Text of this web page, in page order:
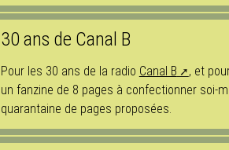
30 ans de Canal B
Pour les 30 ans de la radio Canal B
, et
un fanzine de 8 pages à confectionner soi-
quarantaine de pages proposées.